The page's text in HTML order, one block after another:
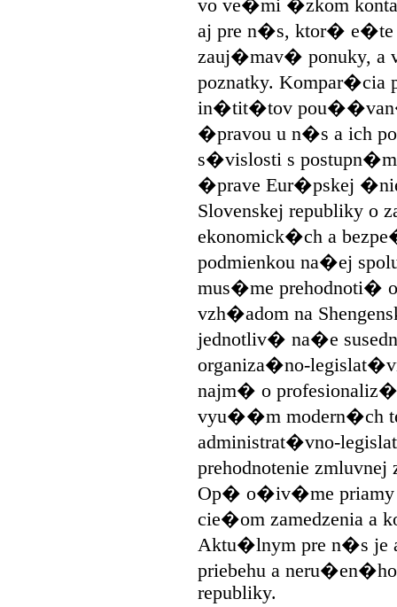
vo ve�mi �zkom
aj pre n�s, ktor�
zauj�mav� ponuky,
poznatky.
in�tit�tov
�pravou u n�s a ich
s�vislosti s
�prave Eur�pskej
Slovenskej republiky o
ekonomick�ch a
podmienkou na�ej
mus�me prehodnoti�
vzh�adom na
jednotliv� na�e
organiza�no-
najm� o
vyu��m modern�ch
administrat�vno-
prehodnotenie
Op� o�iv�me priamy
cie�om zamedzenia a
Aktu�lnym pre n�s je
priebehu a
republiky.